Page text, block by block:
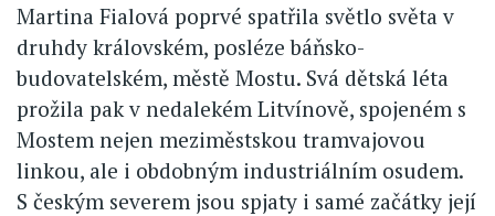
Martina Fialová poprvé spatřila světlo světa v
druhdy královském, posléze báňsko-
budovatelském, městě Mostu. Svá dětská léta
prožila pak v nedalekém Litvínově, spojeném s
Mostem nejen meziměstskou tramvajovou
linkou, ale i obdobným industriálním osudem.
S českým severem jsou spjaty i samé začátky její